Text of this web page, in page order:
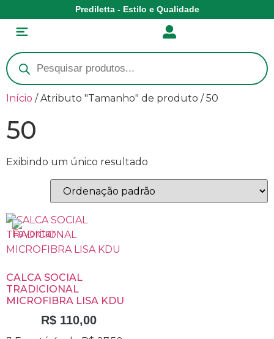
Prediletta - Estilo e Qualidade
Início / Atributo "Tamanho" de produto / 50
50
Exibindo um único resultado
CALCA SOCIAL
TRADICIONAL
MICROFIBRA LISA KDU
R$ 110,00